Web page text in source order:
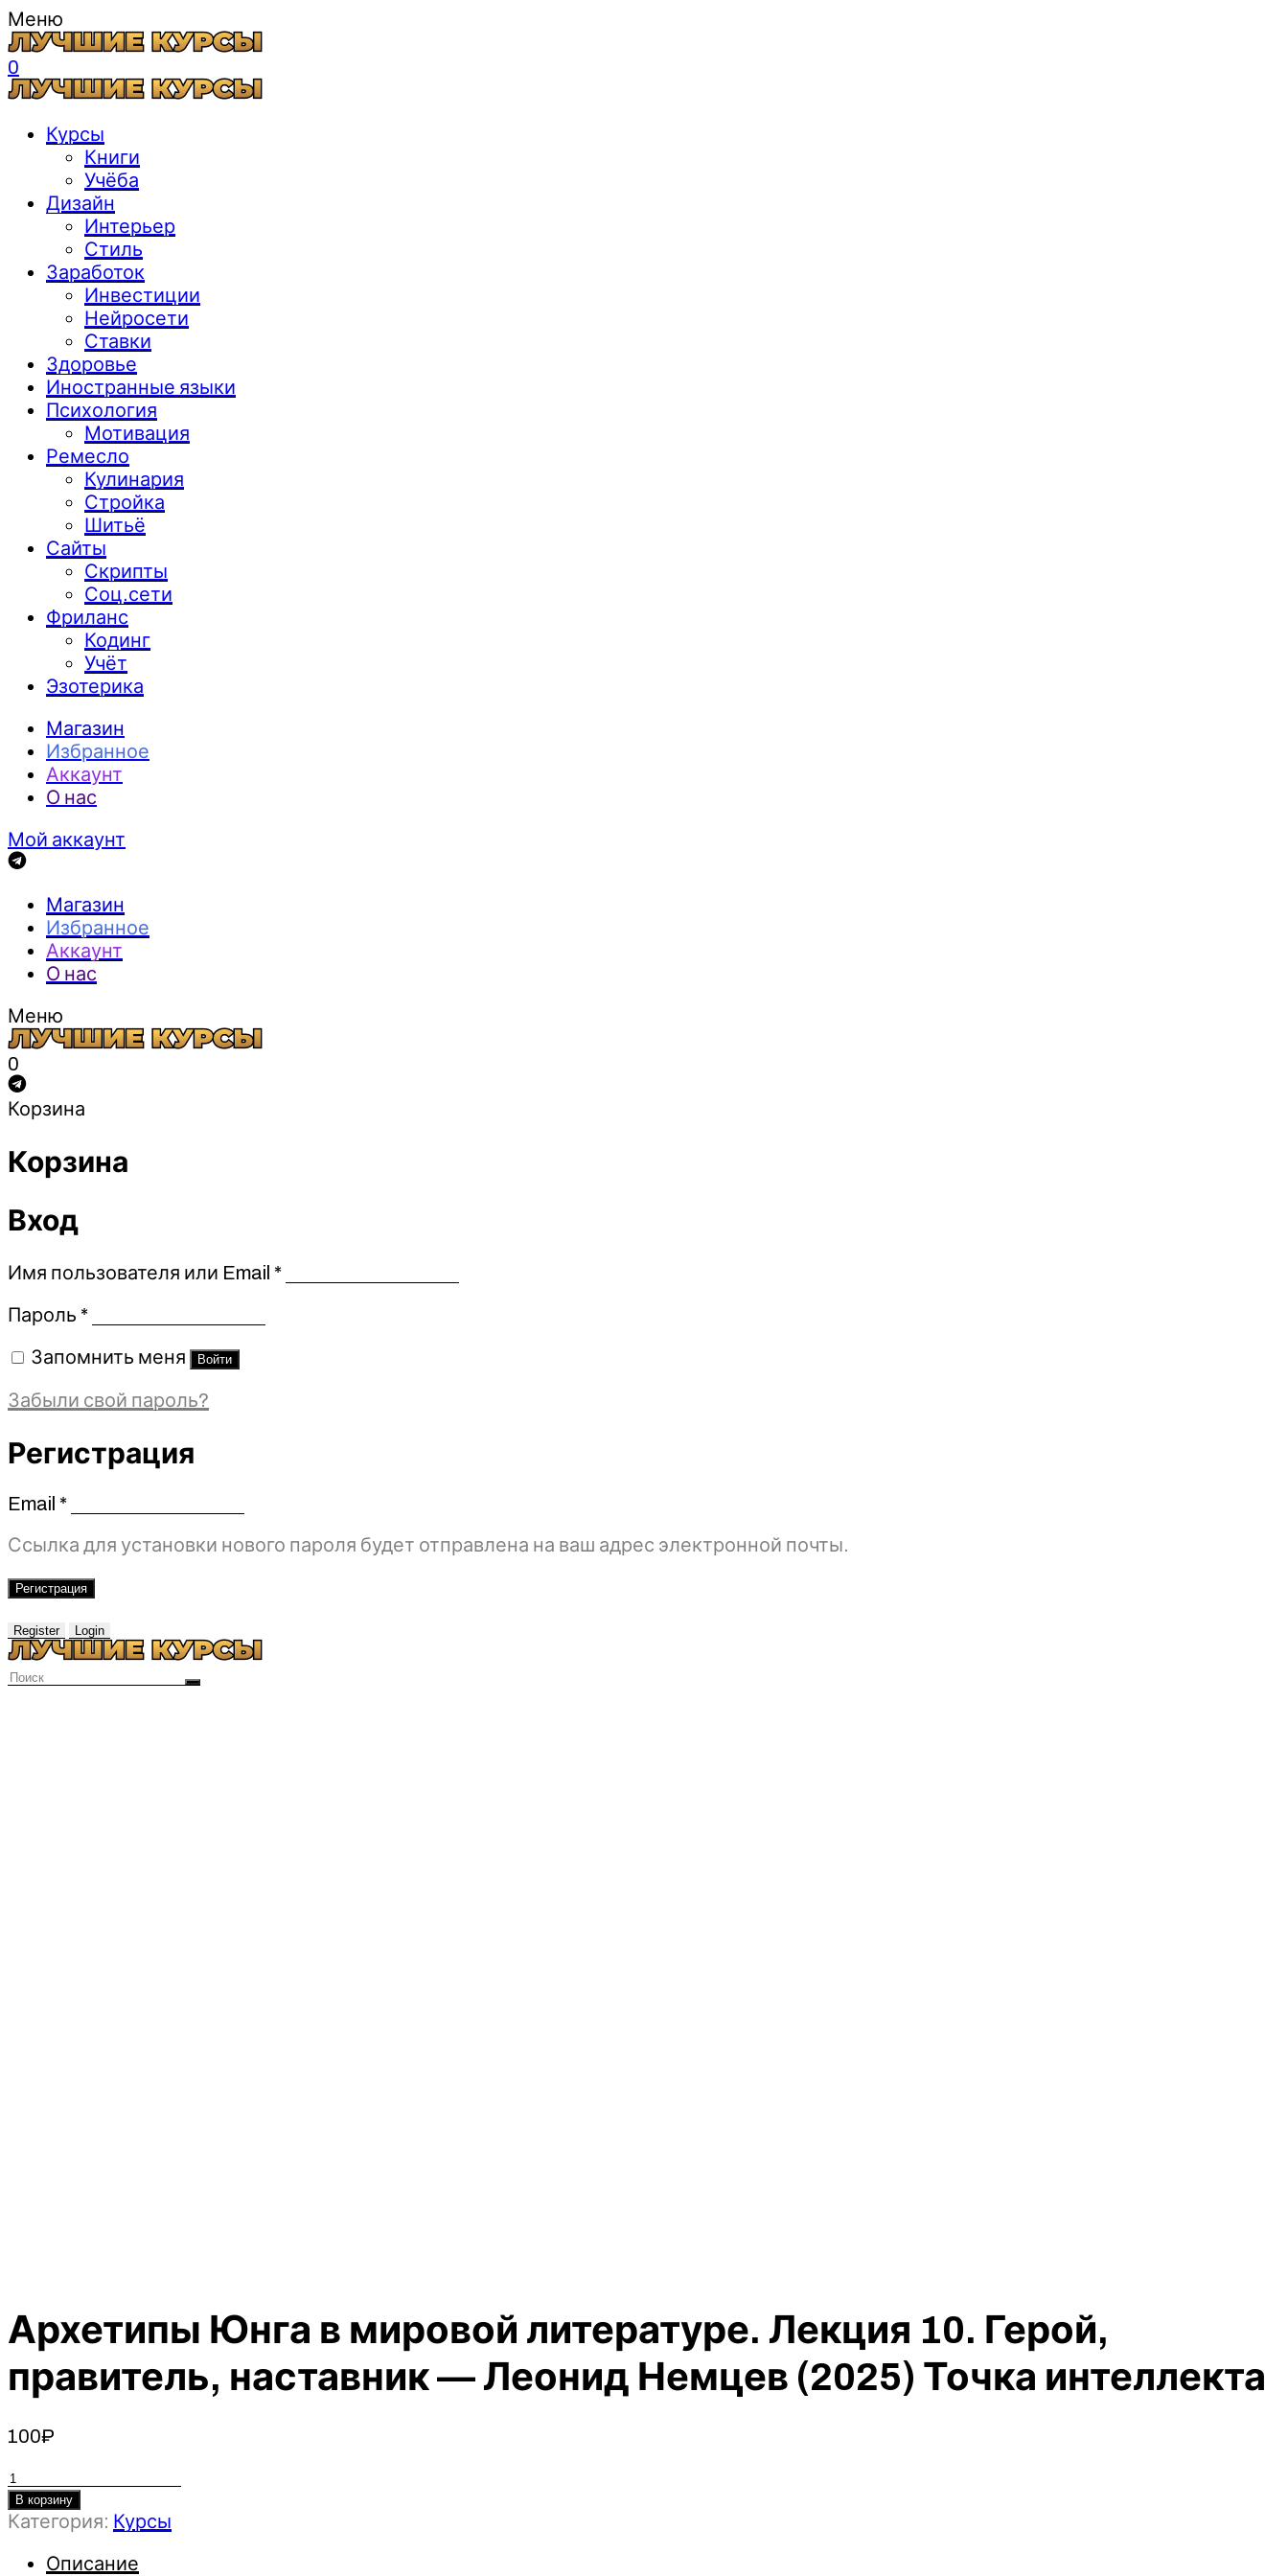
Меню
0
Курсы
Книги
Учёба
Дизайн
Интерьер
Стиль
Заработок
Инвестиции
Нейросети
Ставки
Здоровье
Иностранные языки
Психология
Мотивация
Ремесло
Кулинария
Стройка
Шитьё
Сайты
Скрипты
Соц.сети
Фриланс
Кодинг
Учёт
Эзотерика
Магазин
Избранное
Аккаунт
О нас
Мой аккаунт
Магазин
Избранное
Аккаунт
О нас
Меню
0
Корзина
Корзина
Вход
Имя пользователя или Email *Обязательно
Пароль *Обязательно
Запомнить меня Войти
Забыли свой пароль?
Регистрация
Email *Обязательно
Ссылка для установки нового пароля будет отправлена ​​на ваш адрес электронной почты.
Регистрация
Register Login
Архетипы Юнга в мировой литературе. Лекция 10. Герой,
правитель, наставник — Леонид Немцев (2025) Точка интеллекта
100₽
Количество
товара
Архетипы
В корзину
Категория: Курсы
Описание